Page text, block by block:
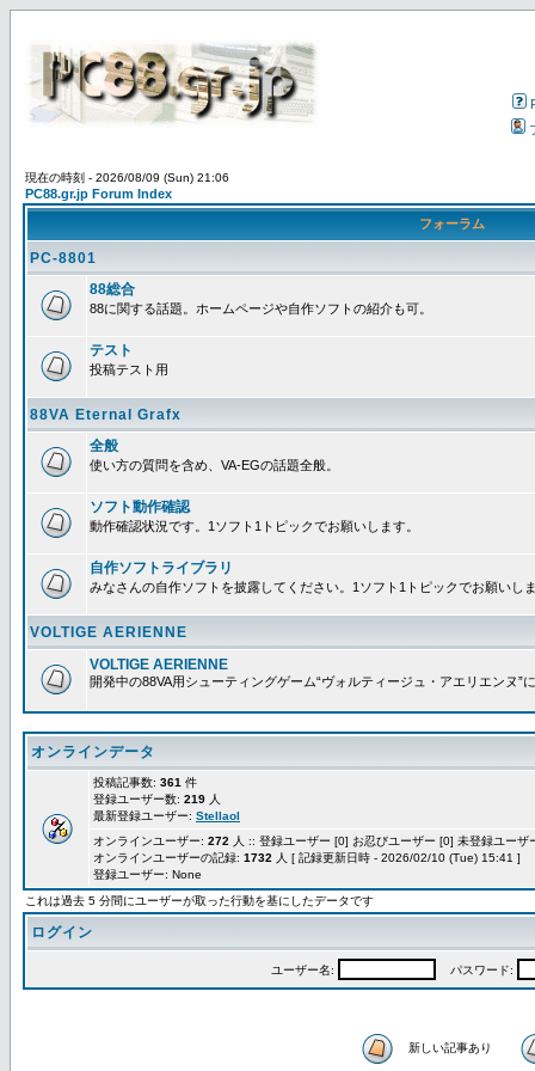
現在の時刻 - 2026/08/09 (Sun) 21:06
PC88.gr.jp Forum Index
フォーラム
PC-8801
88総合
88に関する話題。ホームページや自作ソフトの紹介も可。
テスト
投稿テスト用
88VA Eternal Grafx
全般
使い方の質問を含め、VA-EGの話題全般。
ソフト動作確認
動作確認状況です。1ソフト1トピックでお願いします。
自作ソフトライブラリ
みなさんの自作ソフトを披露してください。1ソフト1トピックでお願いし
VOLTIGE AERIENNE
VOLTIGE AERIENNE
開発中の88VA用シューティングゲーム“ヴォルティージュ・アエリエンヌ”
オンラインデータ
投稿記事数: 361 件
登録ユーザー数: 219 人
最新登録ユーザー: Stellaol
オンラインユーザー: 272 人 :: 登録ユーザー [0] お忍びユーザー [0] 未登録ユー
オンラインユーザーの記録: 1732 人 [ 記録更新日時 - 2026/02/10 (Tue) 15:41 ]
登録ユーザー: None
これは過去 5 分間にユーザーが取った行動を基にしたデータです
ログイン
ユーザー名: パスワード:
新しい記事あり